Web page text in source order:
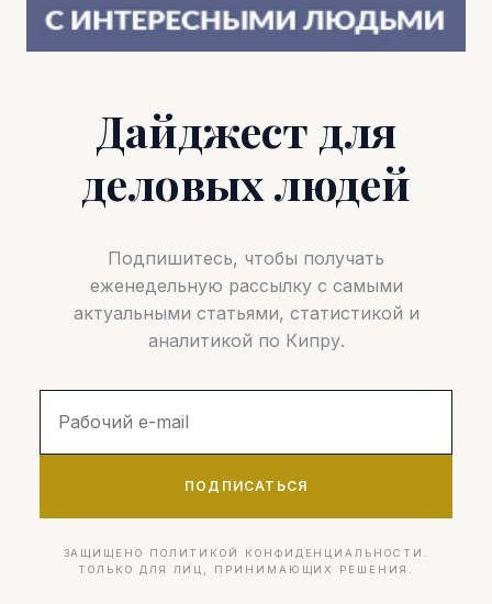
Дайджест для
деловых людей
Подпишитесь, чтобы получать
еженедельную рассылку с самыми
актуальными статьями, статистикой и
аналитикой по Кипру.
ПОДПИСАТЬСЯ
ЗАЩИЩЕНО ПОЛИТИКОЙ КОНФИДЕНЦИАЛЬНОСТИ.
ТОЛЬКО ДЛЯ ЛИЦ, ПРИНИМАЮЩИХ РЕШЕНИЯ.